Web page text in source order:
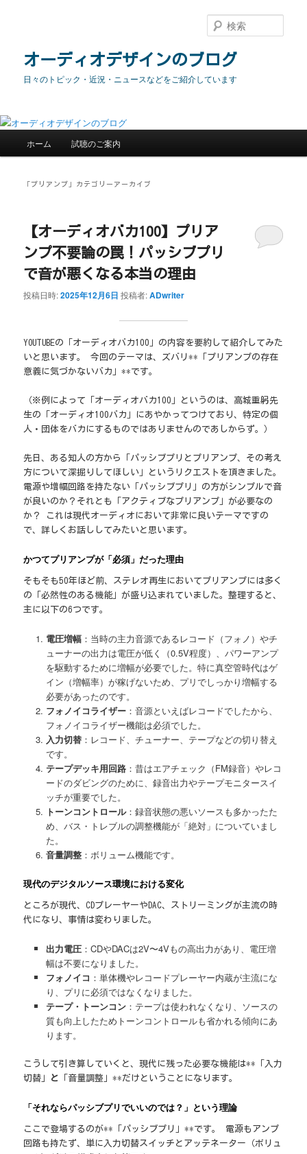
へ
移
オーディオデザインのブログ
日々のトピック・近況・ニュースなどをご紹介しています
索
ホーム 試聴のご案内
「 プリアンプ 」カテゴリーアーカイブ
【オーディオバカ100】プリア
ンプ不要論の罠！パッシブプリ
で音が悪くなる本当の理由
投稿日時:2025年12月6日 投稿者:ADwriter
YOUTUBEの「オーディオバカ100」の内容を要約して紹介してみた
いと思います。 今回のテーマは、ズバリ**「プリアンプの存在
意義に気づかないバカ」**です。
（※例によって「オーディオバカ100」というのは、高城重躬先
生の「オーディオ100バカ」にあやかってつけており、特定の個
人・団体をバカにするものではありませんのであしからず。）
先日、ある知人の方から「パッシブプリとプリアンプ、その考え
方について深掘りしてほしい」というリクエストを頂きました。
電源や増幅回路を持たない「パッシブプリ」の方がシンプルで音
が良いのか？それとも「アクティブなプリアンプ」が必要なの
か？ これは現代オーディオにおいて非常に良いテーマですの
で、詳しくお話ししてみたいと思います。
かつてプリアンプが「必須」だった理由
そもそも50年ほど前、ステレオ再生においてプリアンプには多く
の「必然性のある機能」が盛り込まれていました。整理すると、
主に以下の6つです。
電圧増幅：当時の主力音源であるレコード（フォノ）やチ
ューナーの出力は電圧が低く（0.5V程度）、パワーアンプ
を駆動するために増幅が必要でした。特に真空管時代はゲ
イン（増幅率）が稼げないため、プリでしっかり増幅する
必要があったのです。
フォノイコライザー：音源といえばレコードでしたから、
フォノイコライザー機能は必須でした。
入力切替：レコード、チューナー、テープなどの切り替え
です。
テープデッキ用回路：昔はエアチェック（FM録音）やレコ
ードのダビングのために、録音出力やテープモニタースイ
ッチが重要でした。
トーンコントロール：録音状態の悪いソースも多かったた
め、バス・トレブルの調整機能が「絶対」についていまし
た。
音量調整：ボリューム機能です。
現代のデジタルソース環境における変化
ところが現代、CDプレーヤーやDAC、ストリーミングが主流の時
代になり、事情は変わりました。
出力電圧：CDやDACは2V〜4Vもの高出力があり、電圧増
幅は不要になりました。
フォノイコ ：単体機やレコードプレーヤー内蔵が主流にな
り、プリに必須ではなくなりました。
テープ・トーンコン：テープは使われなくなり、ソースの
質も向上したためトーンコントロールも省かれる傾向にあ
ります。
こうして引き算していくと、現代に残った必要な機能は**「入力
切替」
と 「音量調整」**だけということになります。
「それならパッシブプリでいいのでは？」という理論
ここで登場するのが**「パッシブプリ」**です。 電源もアンプ
回路も持たず、単に入力切替スイッチとアッテネーター（ボリュ